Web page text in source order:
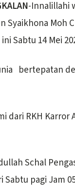
-Innalillahi
Syaikhona Moh
Sabtu 14 Mei
bertepatan
dari RKH Karror
Schal
pagi Jam